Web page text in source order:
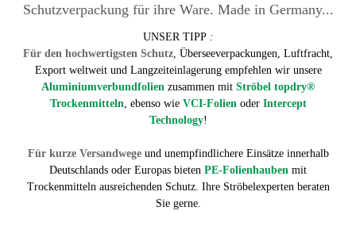
Schutzverpackung für ihre Ware. Made in Germany...
UNSER TIPP:
Für den hochwertigsten Schutz, Übersee­ver­packungen, Luft­fracht,
Export weltweit und Langzeiteinlagerung empfehlen wir unsere
Aluminium­verbund­folien zusammen mit Ströbel topdry®
Trockenmitteln, ebenso wie VCI-Folien oder Intercept
Technology!
Für kurze Versandwegeund unempfindlichere Einsätze innerhalb
Deutschlands oder Europas bieten PE-Folienhauben mit
Trockenmitteln ausreichenden Schutz. Ihre Ströbelexperten beraten
Sie gerne.